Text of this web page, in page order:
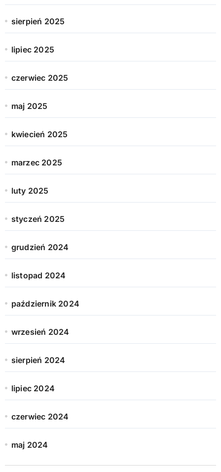
sierpień 2025
lipiec 2025
czerwiec 2025
maj 2025
kwiecień 2025
marzec 2025
luty 2025
styczeń 2025
grudzień 2024
listopad 2024
październik 2024
wrzesień 2024
sierpień 2024
lipiec 2024
czerwiec 2024
maj 2024